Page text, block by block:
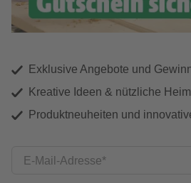
Exklusive Angebote und
Kreative Ideen & nützliche
Produktneuheiten und
E-Mail-Adresse